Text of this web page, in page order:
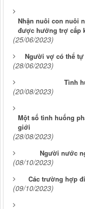
Nhận nuôi con nuôi
được hưởng trợ cấp
(25/06/2023)
Người vợ có thể
(28/06/2023)
Tình
(20/08/2023)
Một số tình huống
giới
(28/08/2023)
Người nước
(08/10/2023)
Các trường hợp
(09/10/2023)